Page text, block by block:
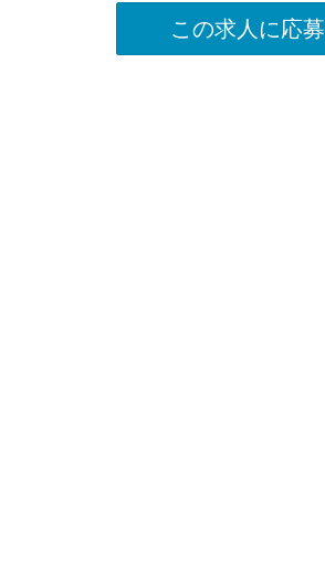
この求人に応募